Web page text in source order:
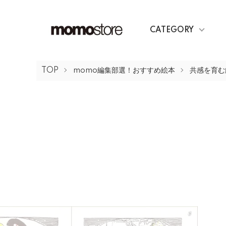
CATEGORY
TOP momo編集部選！おすすめ絵本 共感を育